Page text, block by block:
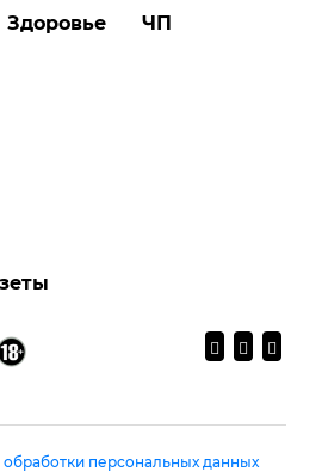
Здоровье
ЧП
персональных данных